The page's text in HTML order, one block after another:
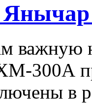
Янычар
важную
300А
в